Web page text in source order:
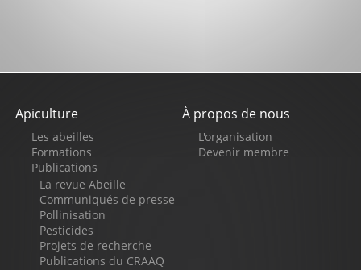
Pied
de
page
À propos de nous
L'organisation
Devenir membre
Apiculture
Les abeilles
Formations
Publications
La revue Abeille
Communiqués de presse
Pollinisation
Pesticides
Projets de recherche
Publications du CRAAQ